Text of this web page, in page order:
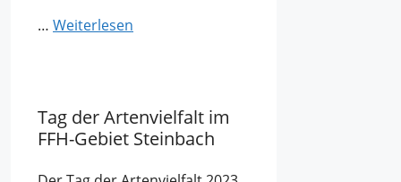
… Weiterlesen
Tag der Artenvielfalt im
FFH-Gebiet Steinbach